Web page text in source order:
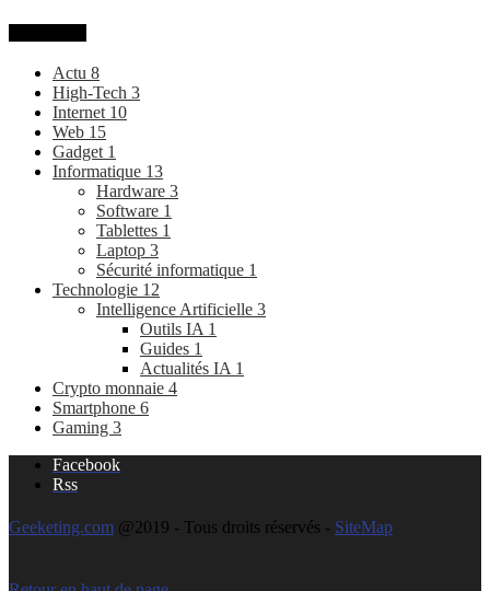
Actu 8
High-Tech 3
Internet 10
Web 15
Gadget 1
Informatique 13
Hardware 3
Software 1
Tablettes 1
Laptop 3
Sécurité informatique 1
Technologie 12
Intelligence Artificielle 3
Outils IA 1
Guides 1
Actualités IA 1
Crypto monnaie 4
Smartphone 6
Gaming 3
Facebook
Rss
Geeketing.com @2019 - Tous droits réservés - SiteMap